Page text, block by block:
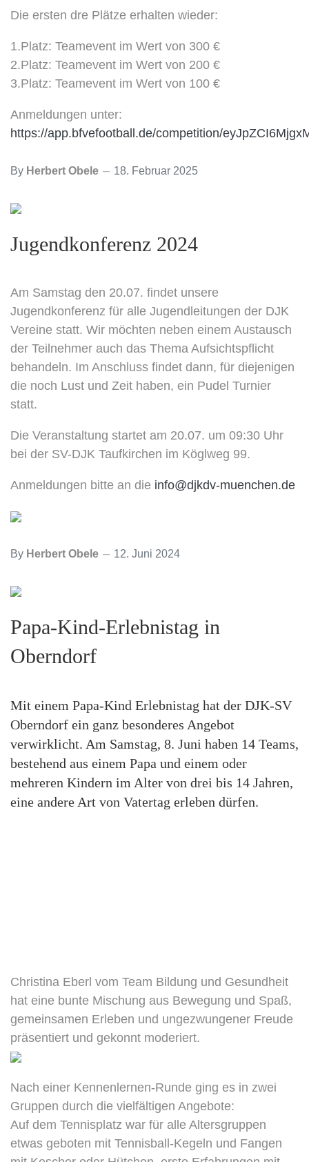
Die ersten dre Plätze erhalten wieder:
1.Platz: Teamevent im Wert von 300 €
2.Platz: Teamevent im Wert von 200 €
3.Platz: Teamevent im Wert von 100 €
Anmeldungen unter:
https://app.bfvefootball.de/competition/
By Herbert Obele 18. Februar 2025
Jugendkonferenz 2024
Am Samstag den 20.07. findet unsere
Jugendkonferenz für alle Jugendleitungen der DJK
Vereine statt. Wir möchten neben einem Austausch
der Teilnehmer auch das Thema Aufsichtspflicht
behandeln. Im Anschluss findet dann, für diejenigen
die noch Lust und Zeit haben, ein Pudel Turnier
statt.
Die Veranstaltung startet am 20.07. um 09:30 Uhr
bei der SV-DJK Taufkirchen im Köglweg 99.
Anmeldungen bitte an die info@djkdv-muenchen.de
By Herbert Obele 12. Juni 2024
Papa-Kind-Erlebnistag in
Oberndorf
Mit einem Papa-Kind Erlebnistag hat der DJK-SV
Oberndorf ein ganz besonderes Angebot
verwirklicht. Am Samstag, 8. Juni haben 14 Teams,
bestehend aus einem Papa und einem oder
mehreren Kindern im Alter von drei bis 14 Jahren,
eine andere Art von Vatertag erleben dürfen.
Christina Eberl vom Team Bildung und Gesundheit
hat eine bunte Mischung aus Bewegung und Spaß,
gemeinsamen Erleben und ungezwungener Freude
präsentiert und gekonnt moderiert.
Nach einer Kennenlernen-Runde ging es in zwei
Gruppen durch die vielfältigen Angebote:
Auf dem Tennisplatz war für alle Altersgruppen
etwas geboten mit Tennisball-Kegeln und Fangen